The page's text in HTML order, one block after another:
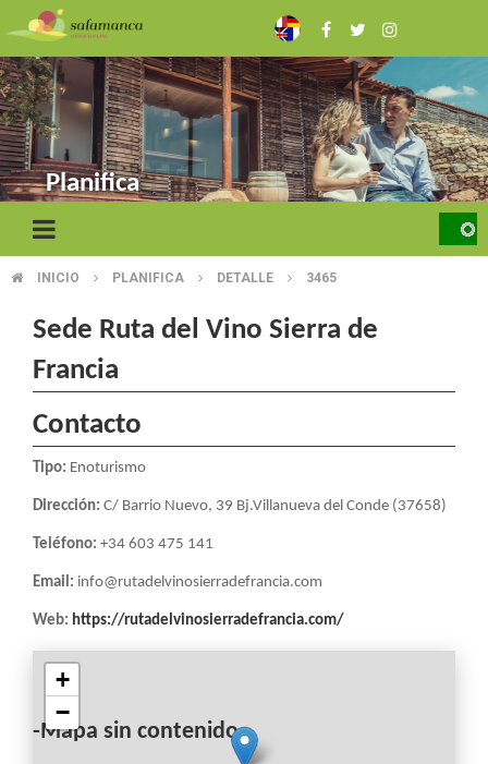
to
main
content
Planifica
BREADCRUMB
INICIO PLANIFICA DETALLE 3465
Sede Ruta del Vino Sierra de
Francia
Contacto
Tipo: Enoturismo
Dirección: C/ Barrio Nuevo, 39 Bj.Villanueva del Conde (37658)
Teléfono: +34 603 475 141
Email: info@rutadelvinosierradefrancia.com
Web: https://rutadelvinosierradefrancia.com/
-Mapa sin contenido-
+
−